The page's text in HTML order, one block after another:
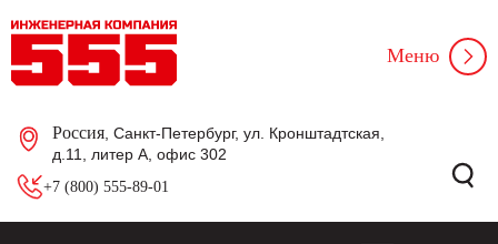
Россия , Санкт-Петербург, ул. Кронштадтская,
д.11, литер А, офис 302
+7 (800) 555-89-01
Меню